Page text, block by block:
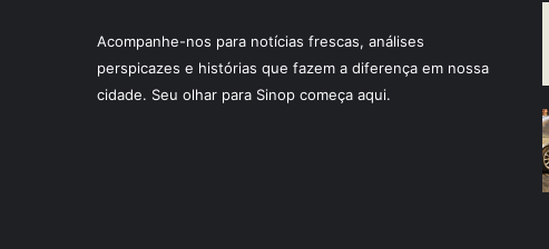
Acompanhe-nos para notícias frescas, análises
perspicazes e histórias que fazem a diferença em nossa
cidade. Seu olhar para Sinop começa aqui.